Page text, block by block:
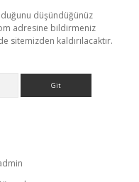
düşündüğünüz
adresine bildirmeniz
sitemizden kaldırılacaktır.